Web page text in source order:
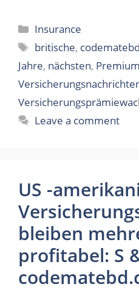
Categories
Insurance
Tags
britische,
Jahre, nächsten,
Leave a comment
US -
bleiben
profitabel: S